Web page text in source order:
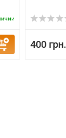
400 грн.